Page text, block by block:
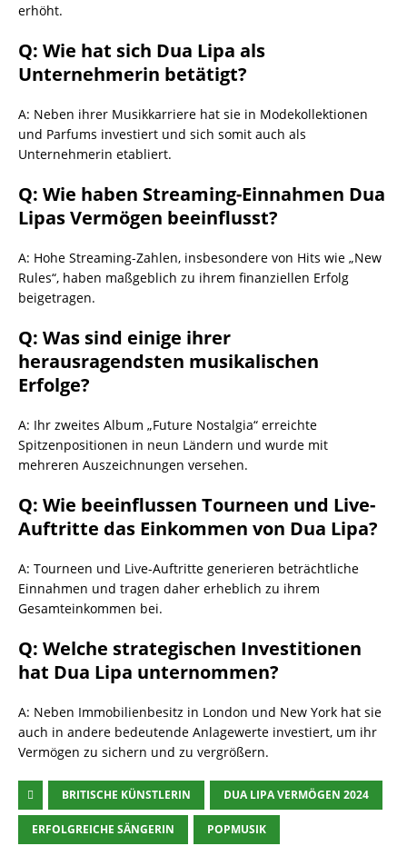
erhöht.
Q: Wie hat sich Dua Lipa als
Unternehmerin betätigt?
A: Neben ihrer Musikkarriere hat sie in Modekollektionen
und Parfums investiert und sich somit auch als
Unternehmerin etabliert.
Q: Wie haben Streaming-Einnahmen Dua
Lipas Vermögen beeinflusst?
A: Hohe Streaming-Zahlen, insbesondere von Hits wie „New
Rules“, haben maßgeblich zu ihrem finanziellen Erfolg
beigetragen.
Q: Was sind einige ihrer
herausragendsten musikalischen
Erfolge?
A: Ihr zweites Album „Future Nostalgia“ erreichte
Spitzenpositionen in neun Ländern und wurde mit
mehreren Auszeichnungen versehen.
Q: Wie beeinflussen Tourneen und Live-
Auftritte das Einkommen von Dua Lipa?
A: Tourneen und Live-Auftritte generieren beträchtliche
Einnahmen und tragen daher erheblich zu ihrem
Gesamteinkommen bei.
Q: Welche strategischen Investitionen
hat Dua Lipa unternommen?
A: Neben Immobilienbesitz in London und New York hat sie
auch in andere bedeutende Anlagewerte investiert, um ihr
Vermögen zu sichern und zu vergrößern.
BRITISCHE KÜNSTLERIN DUA LIPA VERMÖGEN 2024
ERFOLGREICHE SÄNGERIN POPMUSIK